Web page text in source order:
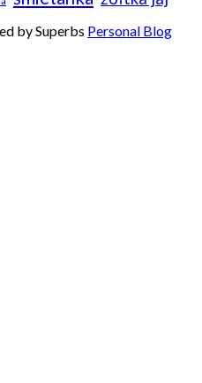
by Superbs Personal Blog